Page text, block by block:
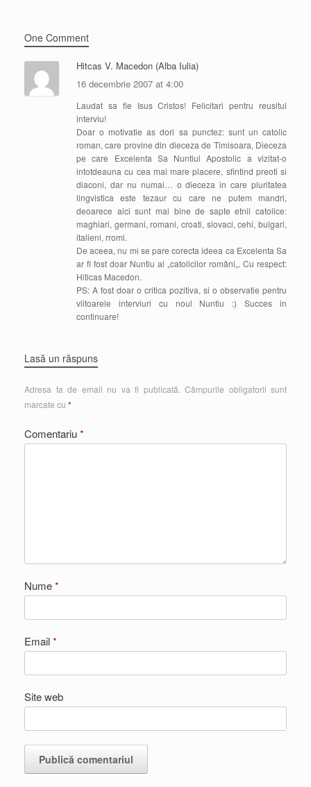
One Comment
Hitcas V. Macedon (Alba Iulia)
16 decembrie 2007 at 4:00
Laudat sa fie Isus Cristos! Felicitari pentru reusitul
interviu!
Doar o motivatie as dori sa punctez: sunt un catolic
roman, care provine din dieceza de Timisoara, Dieceza
pe care Excelenta Sa Nuntiul Apostolic a vizitat-o
intotdeauna cu cea mai mare placere, sfintind preoti si
diaconi, dar nu numai… o dieceza in care pluritatea
lingvistica este tezaur cu care ne putem mandri,
deoarece aici sunt mai bine de sapte etnii catolice:
maghiari, germani, romani, croati, slovaci, cehi, bulgari,
italieni, rromi.
De aceea, nu mi se pare corecta ideea ca Excelenta Sa
ar fi fost doar Nuntiu al „catolicilor români„. Cu respect:
Hiticas Macedon.
PS: A fost doar o critica pozitiva, si o observatie pentru
viitoarele interviuri cu noul Nuntiu :) Succes in
continuare!
Lasă un răspuns
Adresa ta de email nu va fi publicată. Câmpurile obligatorii sunt
marcate cu *
Comentariu*
Nume*
Email*
Site web